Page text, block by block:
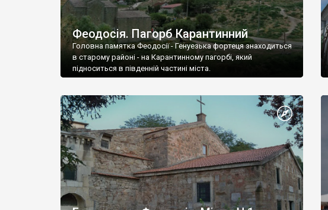
Феодосія. Пагорб Карантинний
Головна памятка Феодосії - Генуезька фортеця знаходиться
в старому районі - на Карантинному пагорбі, який
підноситься в південній частині міста.